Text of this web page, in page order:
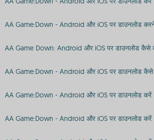
AA Game:Down - Android और iOS पर डाउनलोड करने
AA Game Down: Android और iOS पर डाउनलोड कैसे
AA Game:Down - Android और iOS पर डाउनलोड
AA Game:Down - Android और iOS पर डाउनलोड करें
AA Game:Down - Android और iOS पर डाउनलोड करें